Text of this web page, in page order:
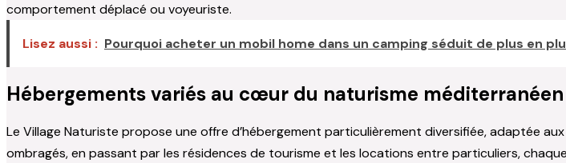
comportement déplacé ou voyeuriste.
Lisez aussi : Pourquoi acheter un mobil home dans un camping séduit de plus en
Hébergements variés au cœur du naturisme méditerranéen
Le Village Naturiste propose une offre d’hébergement particulièrement diversifiée, adaptée
ombragés, en passant par les résidences de tourisme et les locations entre particuliers,